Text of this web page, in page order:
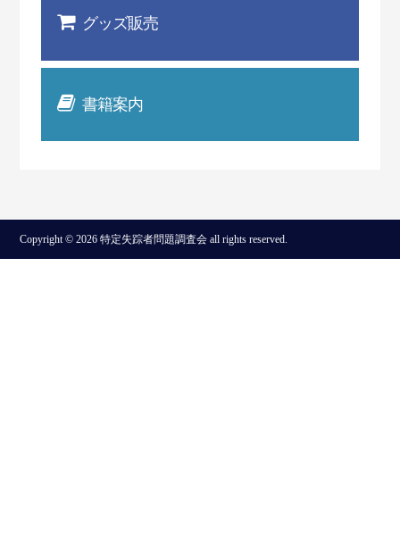
グッズ販売
書籍案内
Copyright © 2026 特定失踪者問題調査会 all rights reserved.